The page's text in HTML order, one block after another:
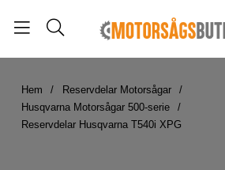
Hem
Reservdelar Motorsågar
Husqvarna Motorsågar 500-serie
Reservdelar Husqvarna T540i XPG